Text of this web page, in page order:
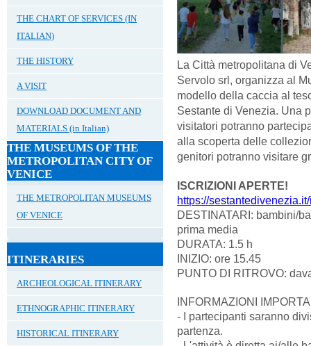
THE CHART OF SERVICES (IN
ITALIAN)
THE HISTORY
A VISIT
DOWNLOAD DOCUMENT AND
MATERIALS (in Italian)
THE MUSEUMS OF THE
METROPOLITAN CITY OF
VENICE
THE METROPOLITAN MUSEUMS
OF VENICE
ITINERARIES
ARCHEOLOGICAL ITINERARY
ETHNOGRAPHIC ITINERARY
HISTORICAL ITINERARY
La Città metropolitana di
Servolo srl, organizza al
modello della caccia al
Sestante di Venezia. Una
visitatori potranno
alla scoperta delle
genitori potranno visitare
ISCRIZIONI APERTE!
https://
DESTINATARI: bambini/
prima media
DURATA: 1.5 h
INIZIO: ore 15.45
PUNTO DI RITROVO:
INFORMAZIONI
- I partecipanti saranno
partenza.